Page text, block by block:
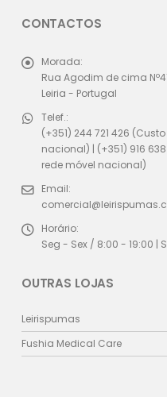
CONTACTOS
Morada:
Rua Agodim de cima
Leiria - Portugal
Telef.:
(+351) 244 721 426
nacional) | (+351) 916
rede móvel nacional)
Email:
Horário:
Seg - Sex / 8:00 - 19:00
OUTRAS LOJAS
Leirispumas
Fushia Medical Care